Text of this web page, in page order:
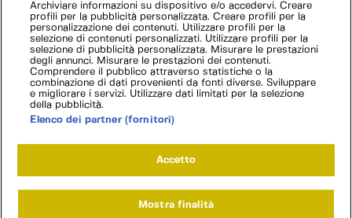
Archiviare informazioni su dispositivo e/o accedervi. Creare
profili per la pubblicità personalizzata. Creare profili per la
personalizzazione dei contenuti. Utilizzare profili per la
selezione di contenuti personalizzati. Utilizzare profili per la
selezione di pubblicità personalizzata. Misurare le prestazioni
degli annunci. Misurare le prestazioni dei contenuti.
Comprendere il pubblico attraverso statistiche o la
combinazione di dati provenienti da fonti diverse. Sviluppare
e migliorare i servizi. Utilizzare dati limitati per la selezione
della pubblicità.
Elenco dei partner (fornitori)
Accetto
Mostra finalità